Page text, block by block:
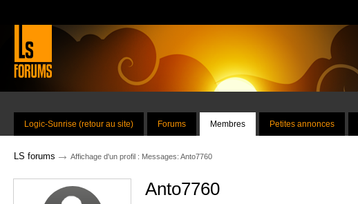
Logic-Sunrise (retour au site) Forums Membres Petites annonces
LS forums → Affichage d'un profil : Messages: Anto7760
Anto7760